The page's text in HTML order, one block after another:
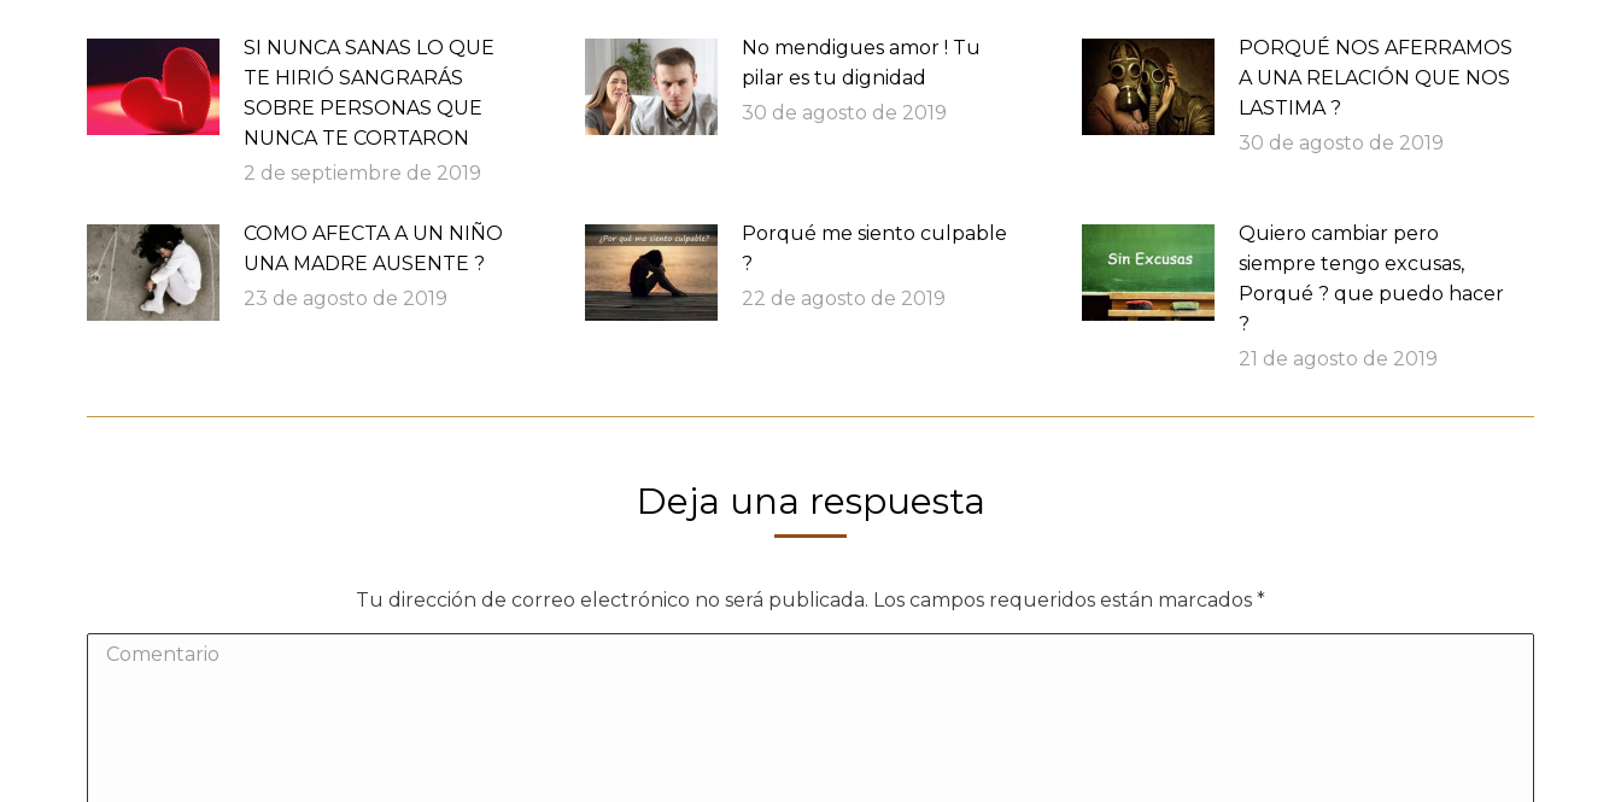
SI NUNCA SANAS LO QUE
TE HIRIÓ SANGRARÁS
SOBRE PERSONAS QUE
NUNCA TE CORTARON
2 de septiembre de 2019
No mendigues amor ! Tu
pilar es tu dignidad
30 de agosto de 2019
PORQUÉ NOS AFERRAMOS
A UNA RELACIÓN QUE NOS
LASTIMA ?
30 de agosto de 2019
COMO AFECTA A UN NIÑO
UNA MADRE AUSENTE ?
23 de agosto de 2019
Porqué me siento culpable
?
22 de agosto de 2019
Quiero cambiar pero
siempre tengo excusas,
Porqué ? que puedo hacer
?
21 de agosto de 2019
Deja una respuesta
Tu dirección de correo electrónico no será publicada. Los campos requeridos están marcados *
Comentario